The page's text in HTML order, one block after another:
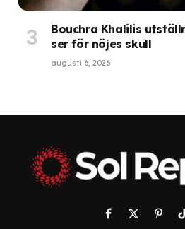
Bouchra Khalilis
ser för nöjes skull
augusti 6, 2026
Facebook
X